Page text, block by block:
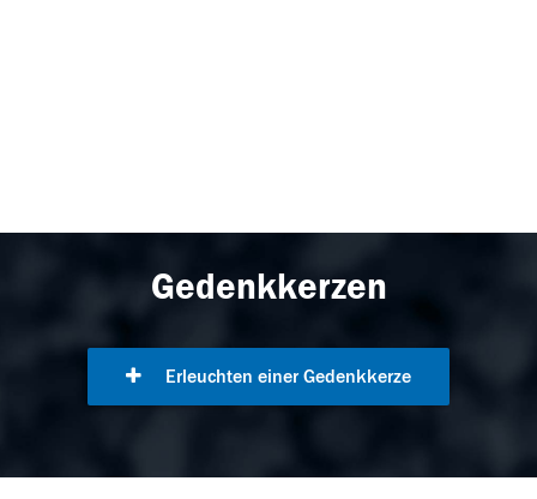
Gedenkkerzen
Erleuchten einer Gedenkkerze